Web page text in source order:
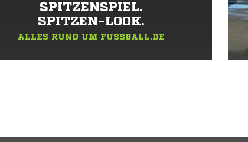
SPITZENSPIEL.
SPITZEN-LOOK.
ALLES RUND UM FUSSBALL.DE